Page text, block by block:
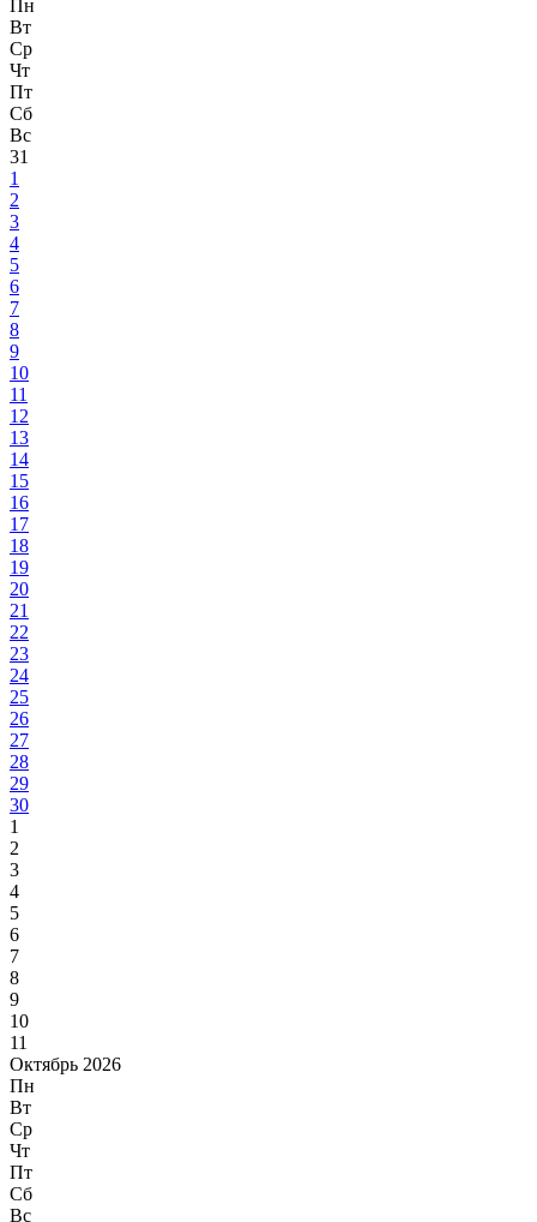
Пн
Вт
Ср
Чт
Пт
Сб
Вс
31
1
2
3
4
5
6
7
8
9
10
11
12
13
14
15
16
17
18
19
20
21
22
23
24
25
26
27
28
29
30
1
2
3
4
5
6
7
8
9
10
11
Октябрь 2026
Пн
Вт
Ср
Чт
Пт
Сб
Вс